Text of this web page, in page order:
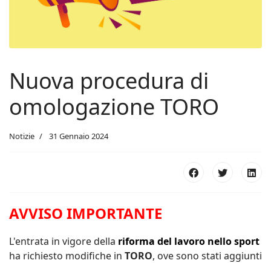
Nuova procedura di
omologazione TORO
L'entrata in vigore dellariforma del lavoro nello sport